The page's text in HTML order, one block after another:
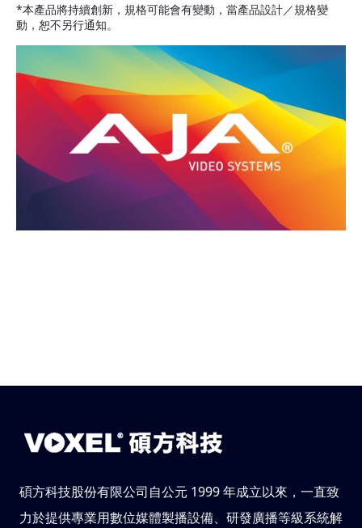
*本產品將持續創新，規格可能會有變動，當產品設計／規格變
動，恕不另行通知。
碩方科技股份有限公司自公元 1999 年成立以來，一直致
力於提供專業用數位媒體製播設備、研發廣播等級系統解